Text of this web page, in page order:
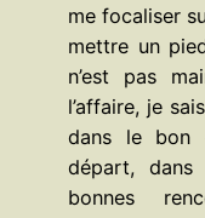
me focaliser
mettre un
n’est pas
l’affaire, je
dans le bon
départ,
bonnes